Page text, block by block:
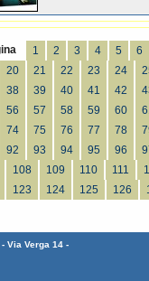
1 2 3 4 5
6
20 21 22 23 24
38 39 40 41 42
56 57 58 59 60
74 75 76 77 78
92 93 94 95 96
108 109 110 111
123 124 125 126
Via Verga 14 -